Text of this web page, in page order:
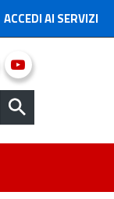
ACCEDI AI SERVIZI